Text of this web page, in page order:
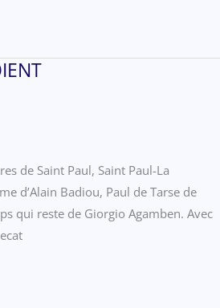
de Saint Paul, Saint Paul-La
d’Alain Badiou, Paul de Tarse de
qui reste de Giorgio Agamben. Avec